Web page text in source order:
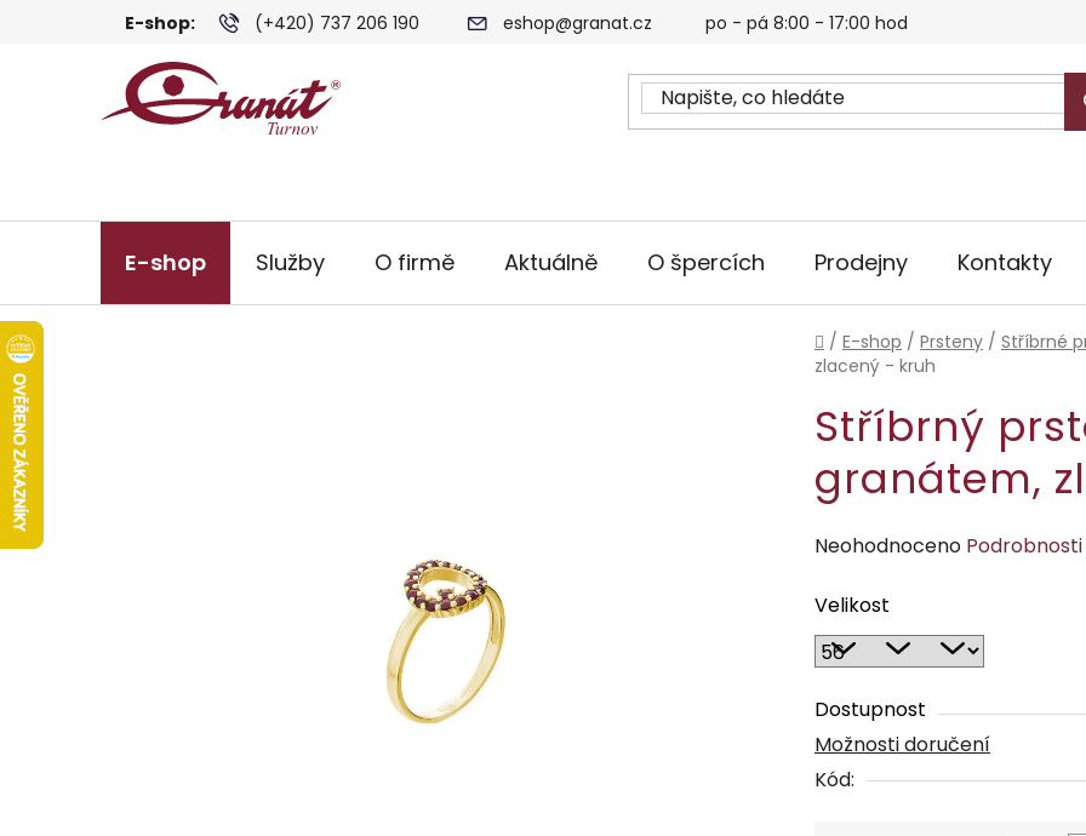
E-shop: (+420) 737 206 190 eshop@granat.cz po - pá 8:00 - 17:00 hod
E-shop Služby O firmě Aktuálně O špercích Prodejny Kontakty
Domů
/ E-shop / Prsteny / Stříbrné
zlacený - kruh
Stříbrný
granátem,
Průměrné
produktu
je
0,0
z
5
hvězdiček.
Neohodnoceno
Velikost
Dostupnost
Možnosti doručení
Kód: